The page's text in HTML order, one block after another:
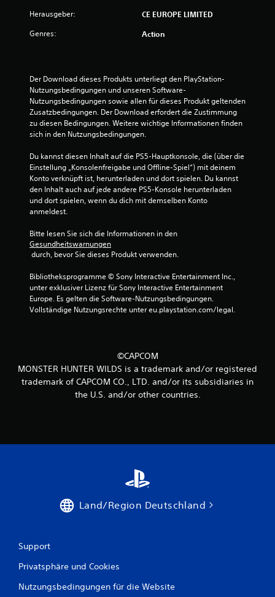
Herausgeber: CE EUROPE LIMITED
Genres: Action
Der Download dieses Produkts unterliegt den PlayStation-
Nutzungsbedingungen und unseren Software-
Nutzungsbedingungen sowie allen für dieses Produkt geltenden
Zusatzbedingungen. Der Download erfordert die Zustimmung
zu diesen Bedingungen. Weitere wichtige Informationen finden
sich in den Nutzungsbedingungen.
Du kannst diesen Inhalt auf die PS5-Hauptkonsole, die (über die
Einstellung „Konsolenfreigabe und Offline-Spiel“) mit deinem
Konto verknüpft ist, herunterladen und dort spielen. Du kannst
den Inhalt auch auf jede andere PS5-Konsole herunterladen
und dort spielen, wenn du dich mit demselben Konto
anmeldest.
Bitte lesen Sie sich die Informationen in den
Gesundheitswarnungen
durch, bevor Sie dieses Produkt verwenden.
Bibliotheksprogramme © Sony Interactive Entertainment Inc.,
unter exklusiver Lizenz für Sony Interactive Entertainment
Europe. Es gelten die Software-Nutzungsbedingungen.
Vollständige Nutzungsrechte unter eu.playstation.com/legal.
©CAPCOM
MONSTER HUNTER WILDS is a trademark and/or registered
trademark of CAPCOM CO., LTD. and/or its subsidiaries in
the U.S. and/or other countries.
Land/Region Deutschland
Support
Privatsphäre und Cookies
Nutzungsbedingungen für die Website